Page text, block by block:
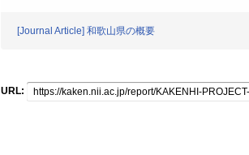
[Journal Article] 和歌山県の概要
URL: